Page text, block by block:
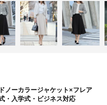
ノーカラージャケット×フレア
・入学式・ビジネス対応